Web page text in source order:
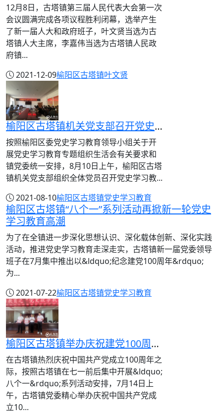
12月8日，古塔镇第三届人民代表大会第一次
会议圆满完成各项议程胜利闭幕，选举产生
了新一届人大和政府班子，叶文贤当选为古
塔镇人大主席，李嘉伟当选为古塔镇人民政
府镇...
2021-12-09榆阳区古塔镇叶文贤
榆阳区古塔镇机关党支部召开党史学习教育专题组织生活会
按照榆阳区委党史学习教育领导小组关于开
展党史学习教育专题组织生活会有关要求和
镇党委统一安排，8月10日上午，榆阳区古塔
镇机关党支部组织全体党员召开党史学习教...
2021-08-10榆阳区古塔镇党史学习教育
榆阳区古塔镇“八个一”系列活动再掀新一轮党史
学习教育高潮
为了在全镇进一步深化思想认识、深化载体创新、深化实践
活动，推进党史学习教育走深走实，古塔镇新一届党委领导
班子在7月集中推出以&ldquo;纪念建党100周年&rdquo;
为...
2021-07-22榆阳区古塔镇党史学习教育
榆阳区古塔镇举办庆祝建党100周年“党史故事我来讲”演讲比赛
在古塔镇热烈庆祝中国共产党成立100周年之
际，按照古塔镇在七一前后集中开展&ldquo;
八个一&rdquo;系列活动安排，7月14日上
午，古塔镇党委精心举办庆祝中国共产党成
立10...